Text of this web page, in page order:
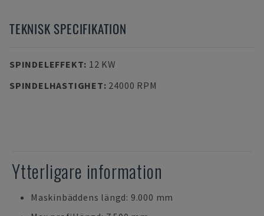
TEKNISK SPECIFIKATION
SPINDELEFFEKT: 12 KW
SPINDELHASTIGHET: 24000 RPM
Ytterligare information
Maskinbäddens längd: 9.000 mm